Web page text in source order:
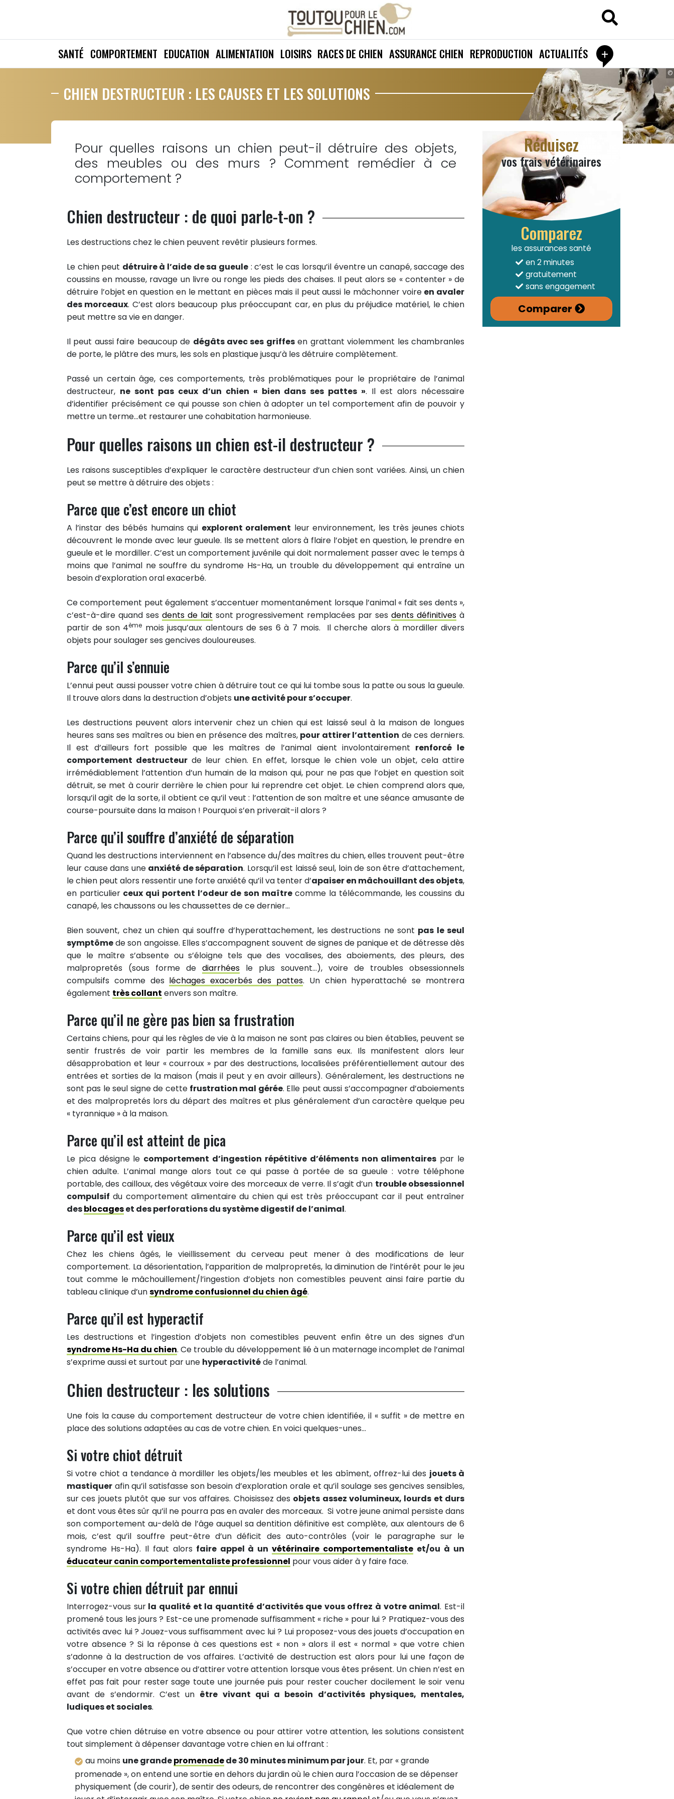
SANTÉ COMPORTEMENT EDUCATION ALIMENTATION LOISIRS RACES DE CHIEN ASSURANCE CHIEN REPRODUCTION ACTUALITÉS +
CHIEN DESTRUCTEUR : LES CAUSES ET LES SOLUTIONS
©
Pour quelles raisons un chien peut-il détruire des objets,
des meubles ou des murs ? Comment remédier à ce
comportement ?
Partager sur facebook
Epingler sur Pinterest
Chien destructeur : de quoi parle-t-on ?
Les destructions chez le chien peuvent revêtir plusieurs formes.
Le chien peut détruire à l’aide de sa gueule: c’est le cas lorsqu’il éventre un canapé, saccage des
coussins en mousse, ravage un livre ou ronge les pieds des chaises. Il peut alors se « contenter » de
détruire l’objet en question en le mettant en pièces mais il peut aussi le mâchonner voire en avaler
des morceaux. C’est alors beaucoup plus préoccupant car, en plus du préjudice matériel, le chien
peut mettre sa vie en danger.
Il peut aussi faire beaucoup de dégâts avec ses griffesen grattant violemment les chambranles
de porte, le plâtre des murs, les sols en plastique jusqu’à les détruire complètement.
Passé un certain âge, ces comportements, très problématiques pour le propriétaire de l’animal
destructeur, ne sont pas ceux d’un chien « bien dans ses pattes ». Il est alors nécessaire
d’identifier précisément ce qui pousse son chien à adopter un tel comportement afin de pouvoir y
mettre un terme…et restaurer une cohabitation harmonieuse.
Pour quelles raisons un chien est-il destructeur ?
Les raisons susceptibles d’expliquer le caractère destructeur d’un chien sont variées. Ainsi, un chien
peut se mettre à détruire des objets :
Parce que c’est encore un chiot
A l’instar des bébés humains qui explorent oralement leur environnement, les très jeunes chiots
découvrent le monde avec leur gueule. Ils se mettent alors à flaire l’objet en question, le prendre en
gueule et le mordiller. C’est un comportement juvénile qui doit normalement passer avec le temps à
moins que l’animal ne souffre du syndrome Hs-Ha, un trouble du développement qui entraîne un
besoin d’exploration oral exacerbé.
Ce comportement peut également s’accentuer momentanément lorsque l’animal « fait ses dents »,
c’est-à-dire quand ses dents de lait sont progressivement remplacées par sesdents définitives à
partir de son 4ème mois jusqu’aux alentours de ses 6 à 7 mois. Il cherche alors à mordiller divers
objets pour soulager ses gencives douloureuses.
Parce qu’il s’ennuie
L’ennui peut aussi pousser votre chien à détruire tout ce qui lui tombe sous la patte ou sous la gueule.
Il trouve alors dans la destruction d’objets une activité pour s’occuper.
Les destructions peuvent alors intervenir chez un chien qui est laissé seul à la maison de longues
heures sans ses maîtres ou bien en présence des maîtres, pour attirer l’attention de ces derniers.
Il est d’ailleurs fort possible que les maîtres de l’animal aient involontairement renforcé le
comportement destructeur de leur chien. En effet, lorsque le chien vole un objet, cela attire
irrémédiablement l’attention d’un humain de la maison qui, pour ne pas que l’objet en question soit
détruit, se met à courir derrière le chien pour lui reprendre cet objet. Le chien comprend alors que,
lorsqu’il agit de la sorte, il obtient ce qu’il veut : l’attention de son maître et une séance amusante de
course-poursuite dans la maison ! Pourquoi s’en priverait-il alors ?
Parce qu’il souffre d’anxiété de séparation
Quand les destructions interviennent en l’absence du/des maîtres du chien, elles trouvent peut-être
leur cause dans une anxiété de séparation. Lorsqu’il est laissé seul, loin de son être d’attachement,
le chien peut alors ressentir une forte anxiété qu’il va tenter d’apaiser en mâchouillant des objets,
en particulier ceux qui portent l’odeur de son maîtrecomme la télécommande, les coussins du
canapé, les chaussons ou les chaussettes de ce dernier…
Bien souvent, chez un chien qui souffre d’hyperattachement, les destructions ne sont pas le seul
symptômede son angoisse. Elles s’accompagnent souvent de signes de panique et de détresse dès
que le maître s’absente ou s’éloigne tels que des vocalises, des aboiements, des pleurs, des
malpropretés (sous forme de diarrhées le plus souvent…), voire de troubles obsessionnels
compulsifs comme des léchages exacerbés des pattes. Un chien hyperattaché se montrera
également très collant envers son maître.
Parce qu’il ne gère pas bien sa frustration
Certains chiens, pour qui les règles de vie à la maison ne sont pas claires ou bien établies, peuvent se
sentir frustrés de voir partir les membres de la famille sans eux. Ils manifestent alors leur
désapprobation et leur « courroux » par des destructions, localisées préférentiellement autour des
entrées et sorties de la maison (mais il peut y en avoir ailleurs). Généralement, les destructions ne
sont pas le seul signe de cette frustration mal gérée. Elle peut aussi s’accompagner d’aboiements
et des malpropretés lors du départ des maîtres et plus généralement d’un caractère quelque peu
« tyrannique » à la maison.
Parce qu’il est atteint de pica
Le pica désigne le comportement d’ingestion répétitive d’éléments non alimentaires par le
chien adulte. L’animal mange alors tout ce qui passe à portée de sa gueule : votre téléphone
portable, des cailloux, des végétaux voire des morceaux de verre. Il s’agit d’un trouble obsessionnel
compulsif du comportement alimentaire du chien qui est très préoccupant car il peut entraîner
desblocageset des perforations du système digestif de l’animal.
Parce qu’il est vieux
Chez les chiens âgés, le vieillissement du cerveau peut mener à des modifications de leur
comportement. La désorientation, l’apparition de malpropretés, la diminution de l’intérêt pour le jeu
tout comme le mâchouillement/l’ingestion d’objets non comestibles peuvent ainsi faire partie du
tableau clinique d’unsyndrome confusionnel du chien âgé.
Parce qu’il est hyperactif
Les destructions et l’ingestion d’objets non comestibles peuvent enfin être un des signes d’un
syndrome Hs-Ha du chien. Ce trouble du développement lié à un maternage incomplet de l’animal
s’exprime aussi et surtout par une hyperactivitéde l’animal.
Chien destructeur : les solutions
Une fois la cause du comportement destructeur de votre chien identifiée, il « suffit » de mettre en
place des solutions adaptées au cas de votre chien. En voici quelques-unes…
Si votre chiot détruit
Si votre chiot a tendance à mordiller les objets/les meubles et les abîment, offrez-lui des jouets à
mastiquer afin qu’il satisfasse son besoin d’exploration orale et qu’il soulage ses gencives sensibles,
sur ces jouets plutôt que sur vos affaires. Choisissez des objets assez volumineux, lourds et durs
et dont vous êtes sûr qu’il ne pourra pas en avaler des morceaux. Si votre jeune animal persiste dans
son comportement au-delà de l’âge auquel sa dentition définitive est complète, aux alentours de 6
mois, c’est qu’il souffre peut-être d’un déficit des auto-contrôles (voir le paragraphe sur le
syndrome Hs-Ha). Il faut alors faire appel à unvétérinaire comportementaliste et/ou à un
éducateur canin comportementaliste professionnel pour vous aider à y faire face.
Si votre chien détruit par ennui
Interrogez-vous surla qualité et la quantité d’activités que vous offrez à votre animal. Est-il
promené tous les jours ? Est-ce une promenade suffisamment « riche » pour lui ? Pratiquez-vous des
activités avec lui ? Jouez-vous suffisamment avec lui ? Lui proposez-vous des jouets d’occupation en
votre absence ? Si la réponse à ces questions est « non » alors il est « normal » que votre chien
s’adonne à la destruction de vos affaires. L’activité de destruction est alors pour lui une façon de
s’occuper en votre absence ou d’attirer votre attention lorsque vous êtes présent. Un chien n’est en
effet pas fait pour rester sage toute une journée puis pour rester coucher docilement le soir venu
avant de s’endormir. C’est un être vivant qui a besoin d’activités physiques, mentales,
ludiques et sociales.
Que votre chien détruise en votre absence ou pour attirer votre attention, les solutions consistent
tout simplement à dépenser davantage votre chien en lui offrant :
au moins une grandepromenadede 30 minutes minimum par jour. Et, par « grande
promenade », on entend une sortie en dehors du jardin où le chien aura l’occasion de se dépenser
physiquement (de courir), de sentir des odeurs, de rencontrer des congénères et idéalement de
Réduisez
vos frais vétérinaires
Comparez
les assurances santé
en 2 minutes
gratuitement
sans engagement
Comparer